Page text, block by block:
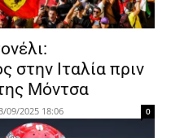
στην Ιταλία πριν
Μόντσα
09/2025 18:06 0